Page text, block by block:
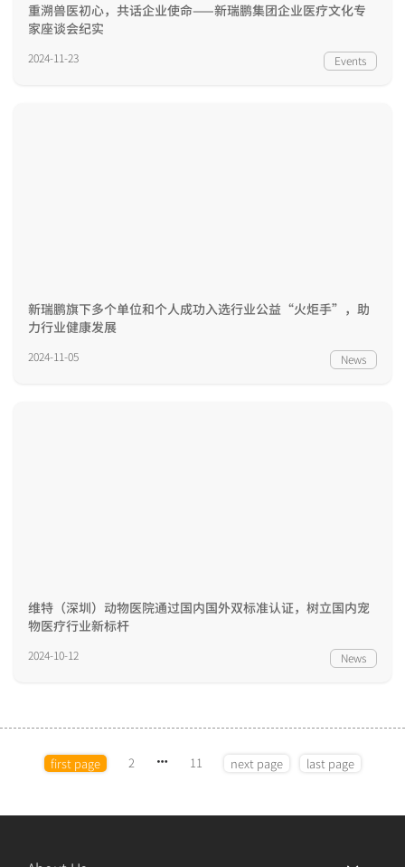
重溯兽医初心，共话企业使命——新瑞鹏集团企业医疗文化专
家座谈会纪实
2024-11-23 Events
新瑞鹏旗下多个单位和个人成功入选行业公益“火炬手”，助
力行业健康发展
2024-11-05 News
维特（深圳）动物医院通过国内国外双标准认证，树立国内宠
物医疗行业新标杆
2024-10-12 News
first page 2 11 next page last page